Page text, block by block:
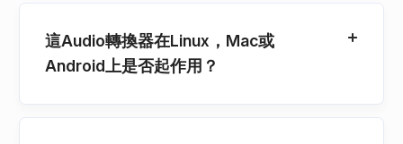
這Audio轉換器在Linux，Mac或
Android上是否起作用？